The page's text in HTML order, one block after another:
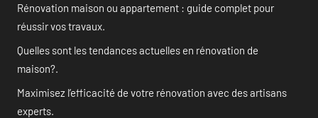
Rénovation maison ou appartement : guide complet pour
réussir vos travaux.
Quelles sont les tendances actuelles en rénovation de
maison?.
Maximisez l’efficacité de votre rénovation avec des artisans
experts.